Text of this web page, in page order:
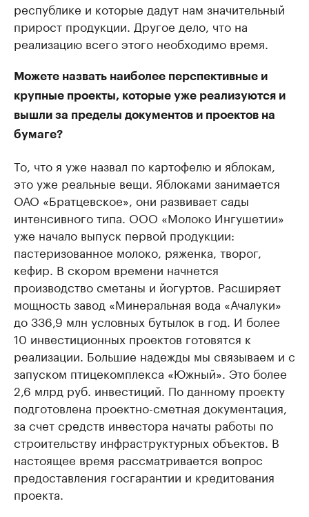
республике и которые дадут нам значительный
прирост продукции. Другое дело, что на
реализацию всего этого необходимо время.
Можете назвать наиболее перспективные и
крупные проекты, которые уже реализуются и
вышли за пределы документов и проектов на
бумаге?
То, что я уже назвал по картофелю и яблокам,
это уже реальные вещи. Яблоками занимается
ОАО «Братцевское», они развивает сады
интенсивного типа. ООО «Молоко Ингушетии»
уже начало выпуск первой продукции:
пастеризованное молоко, ряженка, творог,
кефир. В скором времени начнется
производство сметаны и йогуртов. Расширяет
мощность завод «Минеральная вода «Ачалуки»
до 336,9 млн условных бутылок в год. И более
10 инвестиционных проектов готовятся к
реализации. Большие надежды мы связываем и с
запуском птицекомплекса «Южный». Это более
2,6 млрд руб. инвестиций. По данному проекту
подготовлена проектно-сметная документация,
за счет средств инвестора начаты работы по
строительству инфраструктурных объектов. В
настоящее время рассматривается вопрос
предоставления госгарантии и кредитования
проекта.